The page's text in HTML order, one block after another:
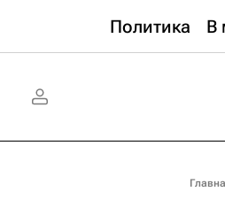
Политика В